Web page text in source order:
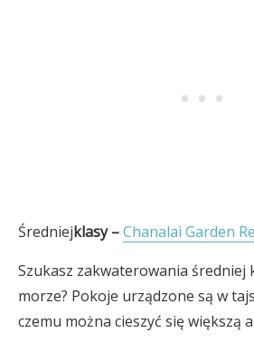
Średniejklasy –Chanalai Garden
Szukasz zakwaterowania średniej
morze? Pokoje urządzone są w
czemu można cieszyć się większą